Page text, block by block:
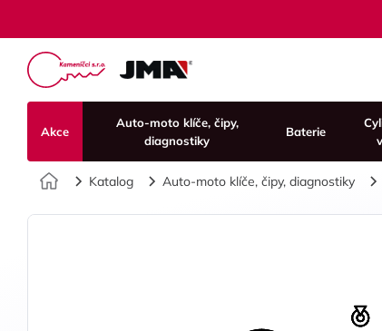
Akce
Auto-moto klíče, čipy,
diagnostiky
Baterie
Úvod
Katalog Auto-moto klíče, čipy, diagnostiky